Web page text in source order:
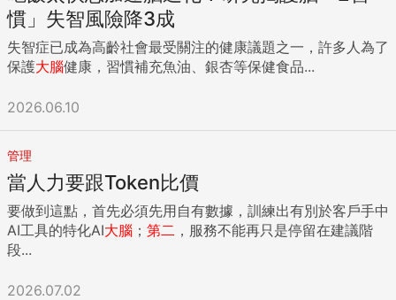
慣」失智風險降3成
失智症已成為高齡社會最受關注的健康議題之一，許多人為了
保護大腦健康，習慣補充魚油、銀杏等保健食品...
2026.06.10
管理
當人力要跟Token比價
要做到這點，首先必須先用自有數據，訓練出有別於客戶手中
AI工具的特化AI大腦 ； 第二 ，服務不能再只是停留在建議階
段...
2026.07.02